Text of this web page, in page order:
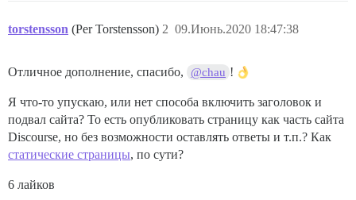
torstensson (Per Torstensson) 09.Июнь.2020 18:47:38
2
Отличное дополнение, спасибо, @chau !
Я что-то упускаю, или нет способа включить заголовок и
подвал сайта? То есть опубликовать страницу как часть сайта
Discourse, но без возможности оставлять ответы и т.п.? Как
статические страницы, по сути?
6 лайков